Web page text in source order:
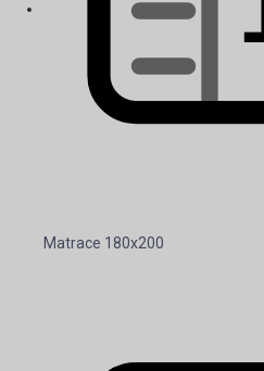
Matrace 180x200